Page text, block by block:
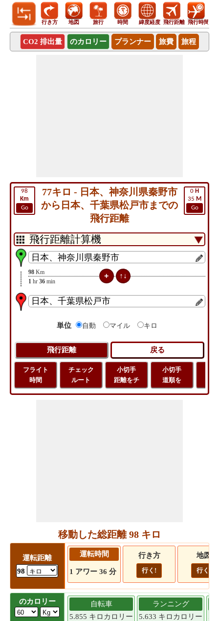
行き方 地図 旅行 時間 緯度経度 飛行距離 飛行時間
CO2 排出量 のカロリー プランナー 旅費 旅程
98
Km
Go
0 H
35 M
Go
77キロ - 日本、神奈川県秦野市
から日本、千葉県松戸市までの
飛行距離
98 Km
1 hr 36 min
単位 自動 マイル キロ
フライト
時間
チェック
ルート
小切手
距離をチ
小切手
道順を
移動した総距離 98 キロ
運転距離
98
運転時間
1 アワー 36 分
行き方
行く!
地図
行く!
のカロリー
自転車
5.855 キロカロリー
ランニング
5.633 キロカロリー